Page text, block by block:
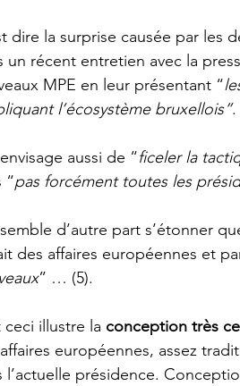
dire la surprise causée par les
un récent entretien avec la
MPE en leur présentant “
l’écosystème bruxellois”.
aussi de “ficeler la
“pas forcément toutes les
d’autre part s’étonner
des affaires européennes et
” … (5).
ceci illustre la conception très
européennes, assez
l’actuelle présidence.